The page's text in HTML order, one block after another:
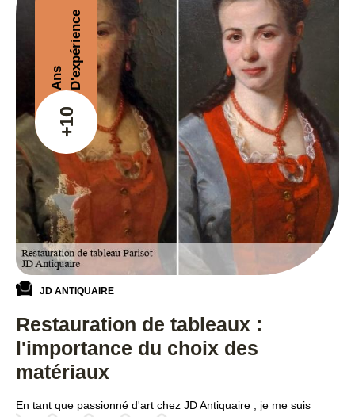
+10
Ans D'expérience
JD ANTIQUAIRE
Restauration de tableaux :
l'importance du choix des
matériaux
En tant que passionné d'art chez JD Antiquaire , je me suis